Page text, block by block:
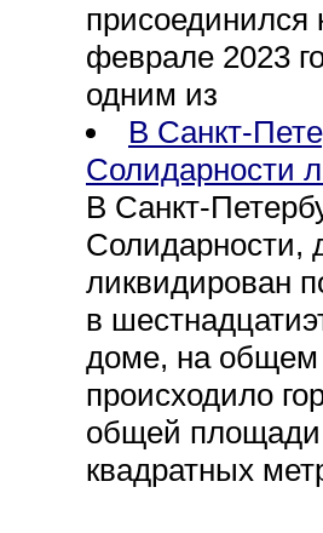
присоединился
феврале 2023
одним из
В Санкт-
Солидарности
В Санкт-
Солидарности,
ликвидирован
в
доме, на общем
происходило
общей площади
квадратных